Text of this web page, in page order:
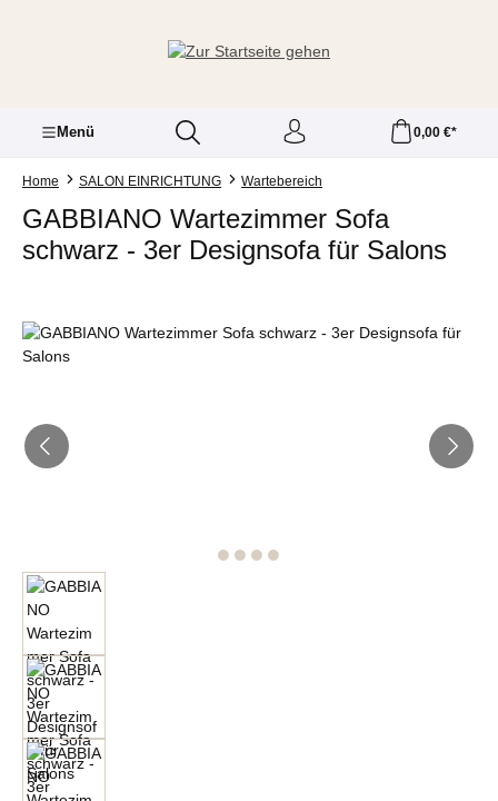
Menü 0,00 €*
Home SALON EINRICHTUNG Wartebereich
GABBIANO Wartezimmer Sofa
schwarz - 3er Designsofa für Salons
Bildergalerie überspringen